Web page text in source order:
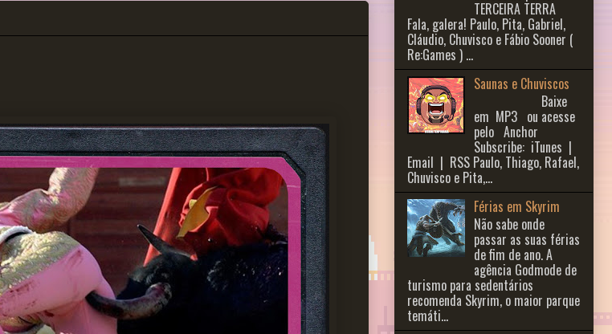
TERCEIRA TERRA
Fala, galera! Paulo, Pita, Gabriel,
Cláudio, Chuvisco e Fábio Sooner (
Re:Games ) ...
Saunas e Chuviscos
Baixe
em MP3 ou acesse
pelo Anchor
Subscribe: iTunes |
Email | RSS Paulo, Thiago, Rafael,
Chuvisco e Pita,...
Férias em Skyrim
Não sabe onde
passar as suas férias
de fim de ano. A
agência Godmode de
turismo para sedentários
recomenda Skyrim, o maior parque
temáti...